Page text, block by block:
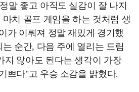
말 좋고 아직도 실감이 잘 나지
치 골프 게임을 하는 것처럼 생
가 이뤄져 정말 재밌게 경기했
순간, 다음 주에 열리는 드림
지 않아도 된다는 생각이 가장
쁘다"고 우승 소감을 밝혔다.